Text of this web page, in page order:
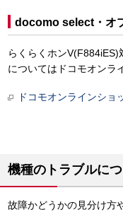
docomo select・オ
らくらくホン
についてはドコモオンラ
ドコモオンラインショ
機種のトラブルに
故障かどうかの見分け方